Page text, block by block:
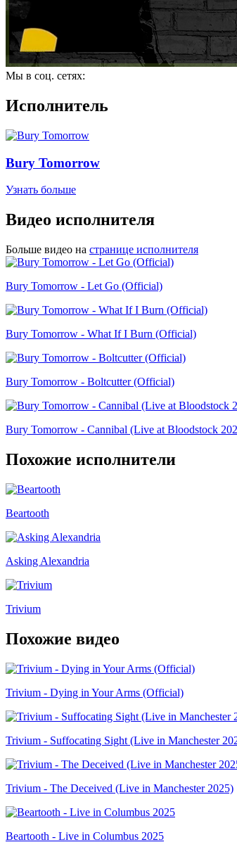
Мы в соц. сетях:
Исполнитель
Bury Tomorrow
Узнать больше
Видео исполнителя
Больше видео на странице исполнителя
Bury Tomorrow - Let Go (Official)
Bury Tomorrow - What If I Burn (Official)
Bury Tomorrow - Boltcutter (Official)
Bury Tomorrow - Cannibal (Live at Bloodstock
Похожие исполнители
Beartooth
Asking Alexandria
Trivium
Похожие видео
Trivium - Dying in Your Arms (Official)
Trivium - Suffocating Sight (Live in Manchester
Trivium - The Deceived (Live in Manchester 2025)
Beartooth - Live in Columbus 2025